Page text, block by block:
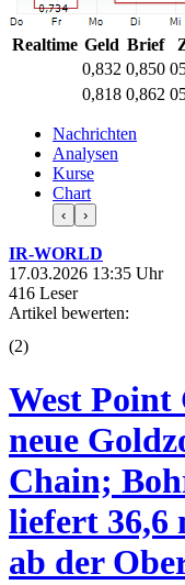
Realtime Geld Brief
0,832 0,850
0,818 0,862
Nachrichten
Analysen
Kurse
Chart
‹ ›
IR-WORLD
17.03.2026 13:35 Uhr
416 Leser
Artikel bewerten:
(2)
West Point
neue
Chain;
liefert 36,6
ab der